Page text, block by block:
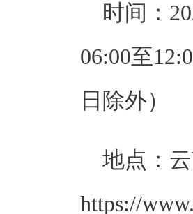
时间：
06:00至
日除外
地点：
https://